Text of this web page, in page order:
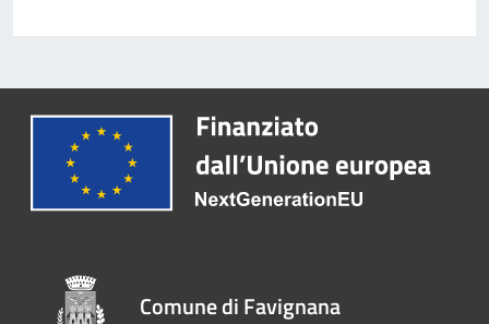
Comune di Favignana